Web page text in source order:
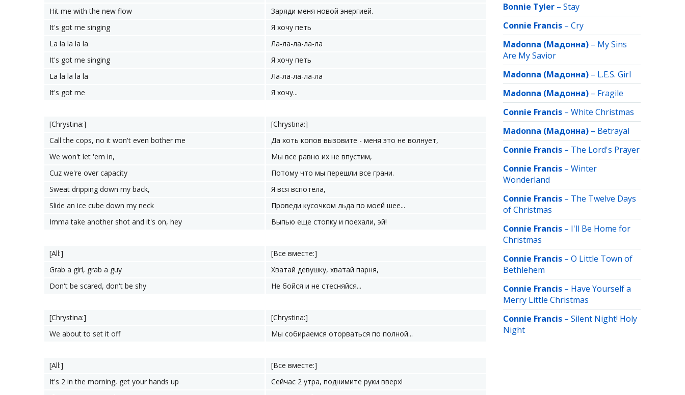
Hit me with the new flow
Заряди меня новой энергией.
It's got me singing
Я хочу петь
La la la la la
Ла-ла-ла-ла-ла
It's got me singing
Я хочу петь
La la la la la
Ла-ла-ла-ла-ла
It's got me
Я хочу...
[Chrystina:]
[Chrystina:]
Call the cops, no it won't even bother me
Да хоть копов вызовите - меня это не волнует,
We won't let 'em in,
Мы все равно их не впустим,
Cuz we're over capacity
Потому что мы перешли все грани.
Sweat dripping down my back,
Я вся вспотела,
Slide an ice cube down my neck
Проведи кусочком льда по моей шее...
Imma take another shot and it's on, hey
Выпью еще стопку и поехали, эй!
[All:]
[Все вместе:]
Grab a girl, grab a guy
Хватай девушку, хватай парня,
Don't be scared, don't be shy
Не бойся и не стесняйся...
[Chrystina:]
[Chrystina:]
We about to set it off
Мы собираемся оторваться по полной...
[All:]
[Все вместе:]
It's 2 in the morning, get your hands up
Сейчас 2 утра, поднимите руки вверх!
Bonnie Tyler – Stay
Connie Francis – Cry
Madonna (Мадонна) – My Sins
Are My Savior
Madonna (Мадонна) – L.E.S. Girl
Madonna (Мадонна) – Fragile
Connie Francis – White Christmas
Madonna (Мадонна) – Betrayal
Connie Francis – The Lord's Prayer
Connie Francis – Winter
Wonderland
Connie Francis – The Twelve Days
of Christmas
Connie Francis – I'll Be Home for
Christmas
Connie Francis – O Little Town of
Bethlehem
Connie Francis – Have Yourself a
Merry Little Christmas
Connie Francis – Silent Night! Holy
Night